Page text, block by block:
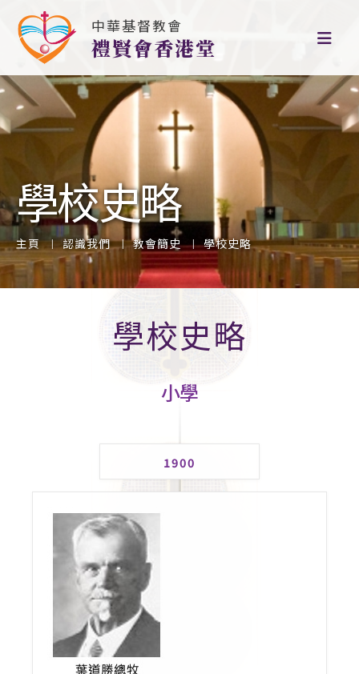
中華基督教會
禮賢會香港堂
學校史略
主頁 認識我們 教會簡史 學校史略
學校史略
小學
1900